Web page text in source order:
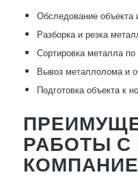
Обследование объекта
Разборка и резка
Сортировка металла по
Вывоз металлолома и
Подготовка объекта к
РАБОТЫ